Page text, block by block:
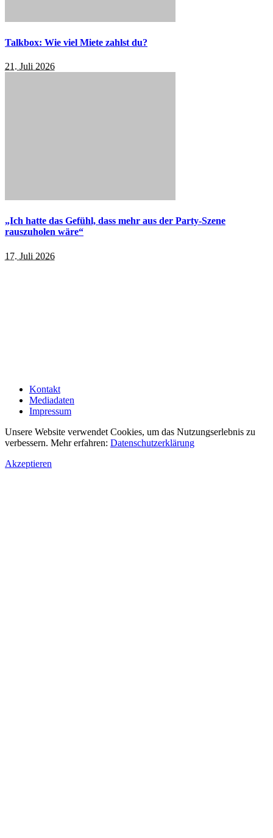
Talkbox: Wie viel Miete zahlst du?
21. Juli 2026
„Ich hatte das Gefühl, dass mehr aus der Party-Szene
rauszuholen wäre“
17. Juli 2026
Kontakt
Mediadaten
Impressum
Unsere Website verwendet Cookies, um das Nutzungserlebnis zu
verbessern. Mehr erfahren: Datenschutzerklärung
Akzeptieren